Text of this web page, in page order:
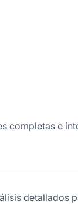
completas e
detallados